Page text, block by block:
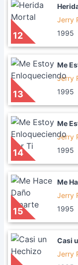
12
Jerry
1995
13
Me
Jerry
1995
14
Me
Jerry
1995
15
Me
Jerry
1995
Casi
Jerry